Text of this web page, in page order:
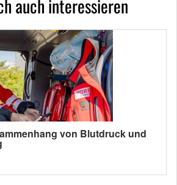
auch interessieren
von Blutdruck und